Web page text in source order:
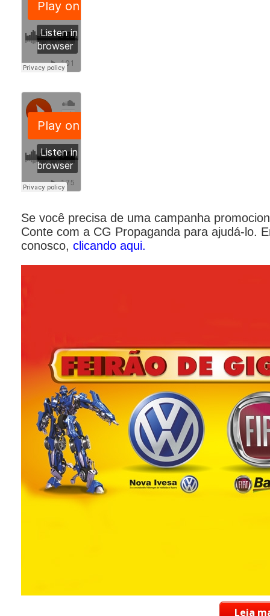
Se você precisa de uma campanha
Conte com a CG Propaganda para ajudá-lo.
conosco, clicando aqui.
Leia